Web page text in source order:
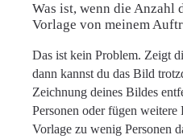
Was ist, wenn die Anzahl
Vorlage von meinem
Das ist kein Problem. Zeigt
dann kannst du das Bild
Zeichnung deines Bildes
Personen oder fügen
Vorlage zu wenig Personen